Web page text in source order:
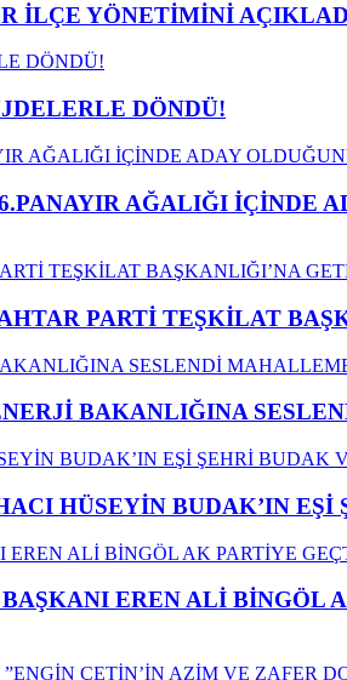
İLÇE YÖNETİMİNİ
DÖNDÜ!
AĞALIĞI İÇİNDE
PARTİ TEŞKİLAT
BAKANLIĞINA
HÜSEYİN BUDAK’IN EŞİ
EREN ALİ BİNGÖL